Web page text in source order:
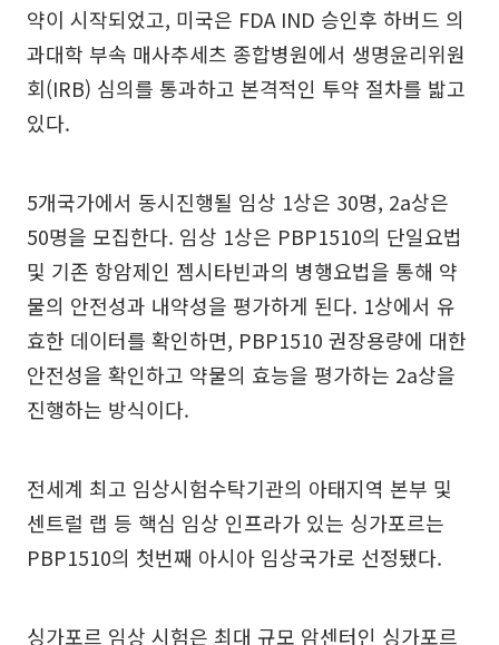
약이 시작되었고, 미국은 FDA IND 승인후 하버드 의
과대학 부속 매사추세츠 종합병원에서 생명윤리위원
회(IRB) 심의를 통과하고 본격적인 투약 절차를 밟고
있다.
5개국가에서 동시진행될 임상 1상은 30명, 2a상은
50명을 모집한다. 임상 1상은 PBP1510의 단일요법
및 기존 항암제인 젬시타빈과의 병행요법을 통해 약
물의 안전성과 내약성을 평가하게 된다. 1상에서 유
효한 데이터를 확인하면, PBP1510 권장용량에 대한
안전성을 확인하고 약물의 효능을 평가하는 2a상을
진행하는 방식이다.
전세계 최고 임상시험수탁기관의 아태지역 본부 및
센트럴 랩 등 핵심 임상 인프라가 있는 싱가포르는
PBP1510의 첫번째 아시아 임상국가로 선정됐다.
싱가포르 임상 시험은 최대 규모 암센터인 싱가포르